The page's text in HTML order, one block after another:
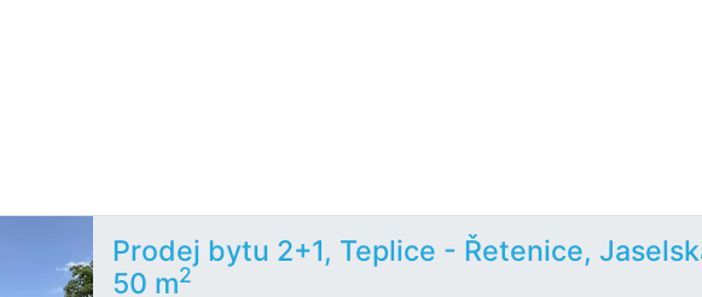
Prodej bytu 2+1, Teplice - Řetenice,
50 m2